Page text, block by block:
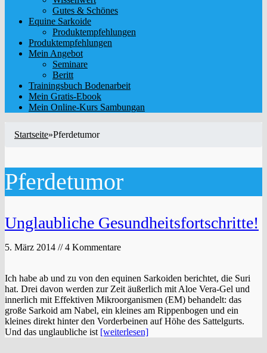
Gutes & Schönes
Equine Sarkoide
Produktempfehlungen
Produktempfehlungen
Mein Angebot
Seminare
Beritt
Trainingsbuch Bodenarbeit
Mein Gratis-Ebook
Mein Online-Kurs Sambungan
Startseite»Pferdetumor
Pferdetumor
Unglaubliche Gesundheitsfortschritte!
5. März 2014 // 4 Kommentare
Ich habe ab und zu von den equinen Sarkoiden berichtet, die Suri
hat. Drei davon werden zur Zeit äußerlich mit Aloe Vera-Gel und
innerlich mit Effektiven Mikroorganismen (EM) behandelt: das
große Sarkoid am Nabel, ein kleines am Rippenbogen und ein
kleines direkt hinter den Vorderbeinen auf Höhe des Sattelgurts.
Und das unglaubliche ist [weiterlesen]